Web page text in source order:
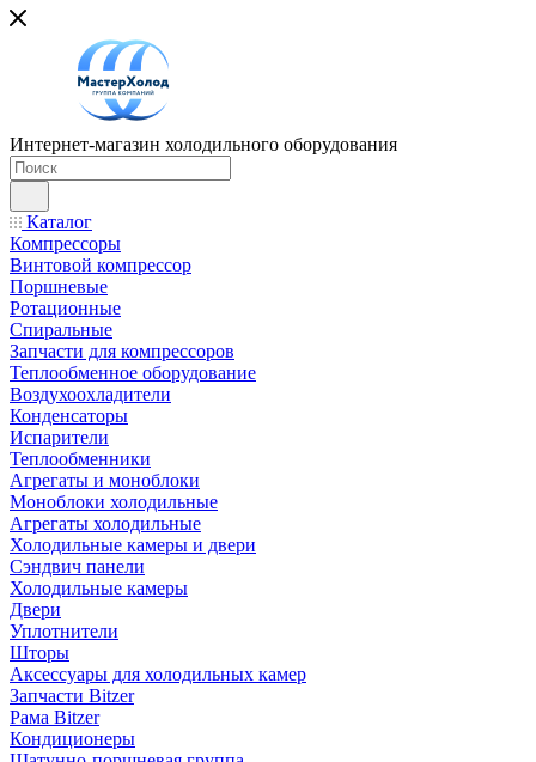
Интернет-магазин холодильного оборудования
Каталог
Компрессоры
Винтовой компрессор
Поршневые
Ротационные
Спиральные
Запчасти для компрессоров
Теплообменное оборудование
Воздухоохладители
Конденсаторы
Испарители
Теплообменники
Агрегаты и моноблоки
Моноблоки холодильные
Агрегаты холодильные
Холодильные камеры и двери
Сэндвич панели
Холодильные камеры
Двери
Уплотнители
Шторы
Аксессуары для холодильных камер
Запчасти Bitzer
Рама Bitzer
Кондиционеры